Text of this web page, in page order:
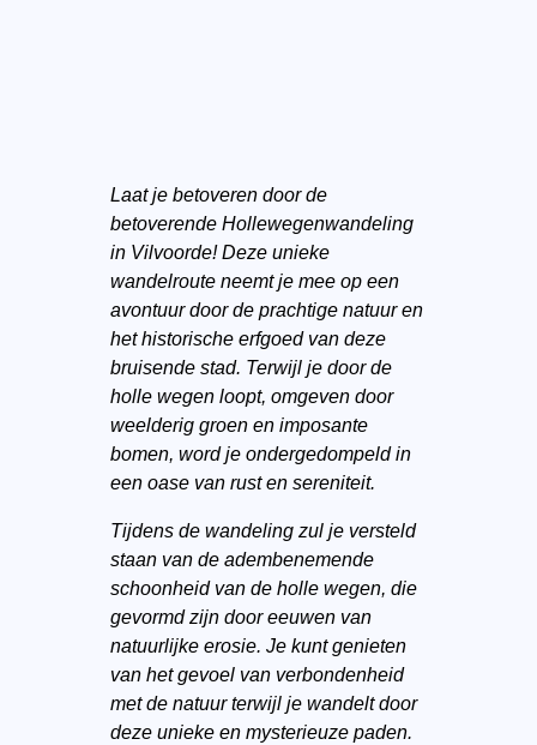
Laat je betoveren door de
betoverende Hollewegenwandeling
in Vilvoorde! Deze unieke
wandelroute neemt je mee op een
avontuur door de prachtige natuur en
het historische erfgoed van deze
bruisende stad. Terwijl je door de
holle wegen loopt, omgeven door
weelderig groen en imposante
bomen, word je ondergedompeld in
een oase van rust en sereniteit.
Tijdens de wandeling zul je versteld
staan van de adembenemende
schoonheid van de holle wegen, die
gevormd zijn door eeuwen van
natuurlijke erosie. Je kunt genieten
van het gevoel van verbondenheid
met de natuur terwijl je wandelt door
deze unieke en mysterieuze paden.